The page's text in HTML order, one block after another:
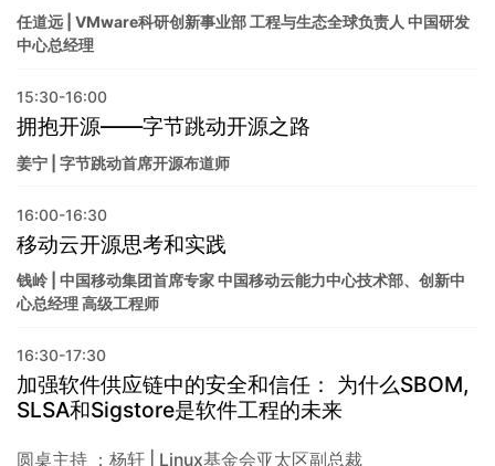
任道远 | VMware科研创新事业部 工程与生态全球负责人 中国研发
中心总经理
15:30-16:00
拥抱开源——字节跳动开源之路
姜宁 | 字节跳动首席开源布道师
16:00-16:30
移动云开源思考和实践
钱岭 | 中国移动集团首席专家 中国移动云能力中心技术部、创新中
心总经理 高级工程师
16:30-17:30
加强软件供应链中的安全和信任： 为什么SBOM,
SLSA和Sigstore是软件工程的未来
圆桌主持 ：杨轩 | Linux基金会亚太区副总裁